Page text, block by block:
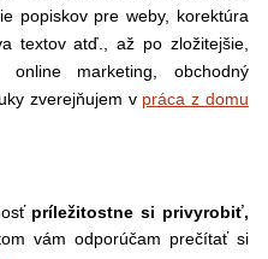
popiskov pre weby, korektúra
textov atď., až po zložitejšie,
online marketing, obchodný
zverejňujem v práca z domu
príležitostne si privyrobiť,
vám odporúčam prečítať si